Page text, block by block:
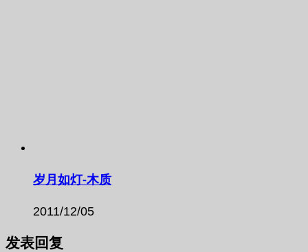
岁月如灯-木质
2011/12/05
发表回复